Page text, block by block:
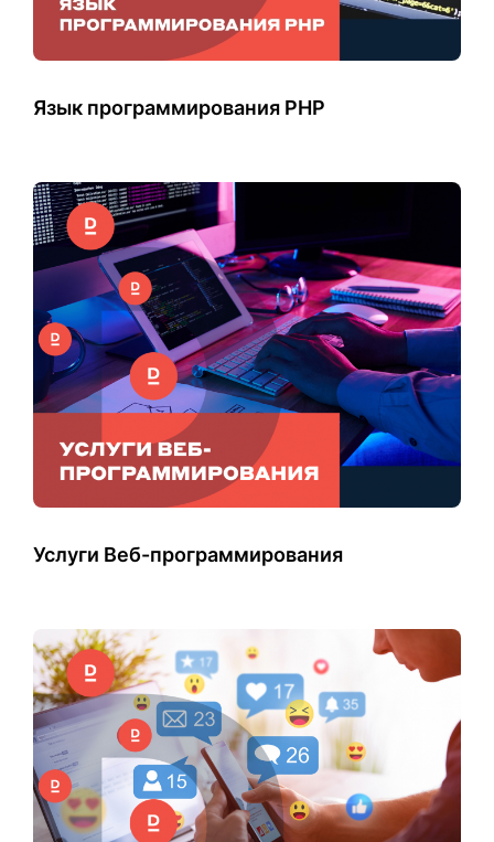
Язык программирования PHP
Услуги Веб-программирования